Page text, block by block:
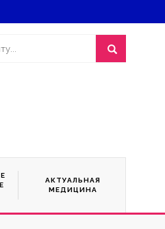
АКТУАЛЬНАЯ
МЕДИЦИНА